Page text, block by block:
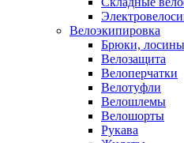
Велоэкипировка
Брюки,
Велозащита
Велоперчатки
Велотуфли
Велошлемы
Велошорты
Рукава